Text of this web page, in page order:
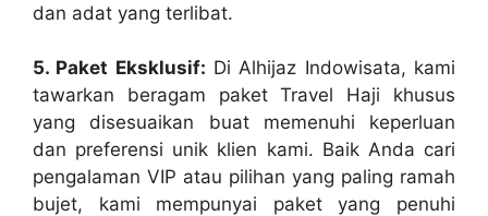
dan adat yang terlibat.
5. Paket Eksklusif: Di Alhijaz Indowisata, kami
tawarkan beragam paket Travel Haji khusus
yang disesuaikan buat memenuhi keperluan
dan preferensi unik klien kami. Baik Anda cari
pengalaman VIP atau pilihan yang paling ramah
bujet, kami mempunyai paket yang penuhi